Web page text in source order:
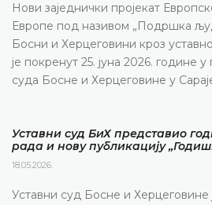
Нови заједнички пројекат
Европе под називом „Подршка
Босни и Херцеговини кроз
је покренут 25. јуна 2026. године
суда Босне и Херцеговине у
Уставни суд БиХ представио
рада и нову публикацију
18.05.2026.
Уставни суд Босне и Херцеговине